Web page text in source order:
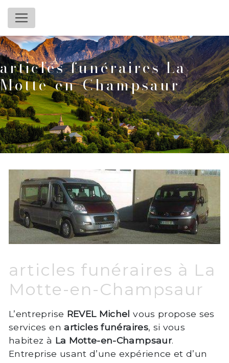
articles funéraires La
Motte-en-Champsaur
articles funéraires à La
Motte-en-Champsaur
L’entreprise REVEL Michel vous propose ses
services enarticles funéraires, si vous
habitez à La Motte-en-Champsaur.
Entreprise usant d’une expérience et d’un
Panneau de gestion des cookies